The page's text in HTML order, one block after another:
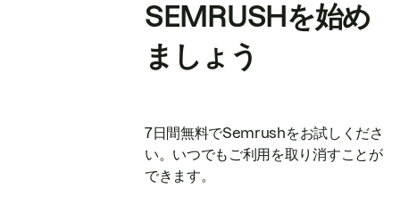
SEMRUSHを始め
ましょう
7日間無料でSemrushをお試しくださ
い。いつでもご利用を取り消すことが
できます。